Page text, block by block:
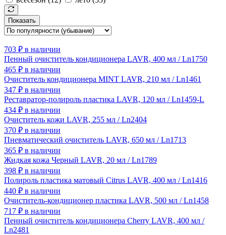
Показать
703 ₽ в наличии
Пенный очиститель кондиционера LAVR, 400 мл / Ln1750
465 ₽ в наличии
Очиститель кондиционера MINT LAVR, 210 мл / Ln1461
347 ₽ в наличии
Реставратор-полироль пластика LAVR, 120 мл / Ln1459-L
434 ₽ в наличии
Очиститель кожи LAVR, 255 мл / Ln2404
370 ₽ в наличии
Пневматический очиститель LAVR, 650 мл / Ln1713
365 ₽ в наличии
Жидкая кожа Черный LAVR, 20 мл / Ln1789
398 ₽ в наличии
Полироль пластика матовый Citrus LAVR, 400 мл / Ln1416
440 ₽ в наличии
Очиститель-кондиционер пластика LAVR, 500 мл / Ln1458
717 ₽ в наличии
Пенный очиститель кондиционера Cherry LAVR, 400 мл /
Ln2481